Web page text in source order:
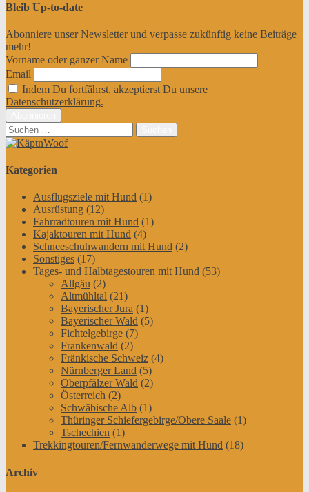
Bleib Up-to-date
Abonniere unser Newsletter und verpasse zukünftig keine Beiträge
mehr!
Vorname oder ganzer Name
Email
Indem Du fortfährst, akzeptierst Du unsere
Datenschutzerklärung.
Suchen
nach:
Kategorien
Ausflugsziele mit Hund (1)
Ausrüstung (12)
Fahrradtouren mit Hund (1)
Kajaktouren mit Hund (4)
Schneeschuhwandern mit Hund (2)
Sonstiges (17)
Tages- und Halbtagestouren mit Hund (53)
Allgäu (2)
Altmühltal (21)
Bayerischer Jura (1)
Bayerischer Wald (5)
Fichtelgebirge (7)
Frankenwald (2)
Fränkische Schweiz (4)
Nürnberger Land (5)
Oberpfälzer Wald (2)
Österreich (2)
Schwäbische Alb (1)
Thüringer Schiefergebirge/Obere Saale (1)
Tschechien (1)
Trekkingtouren/Fernwanderwege mit Hund (18)
Archiv